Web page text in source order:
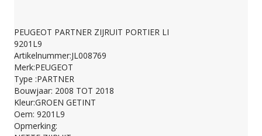
ZIJRUIT
PORTIER
LI
PEUGEOT PARTNER ZIJRUIT PORTIER LI
9201L9
Artikelnummer:JL008769
Merk:PEUGEOT
Type :PARTNER
Bouwjaar: 2008 TOT 2018
Kleur:GROEN GETINT
Oem: 9201L9
Opmerking: